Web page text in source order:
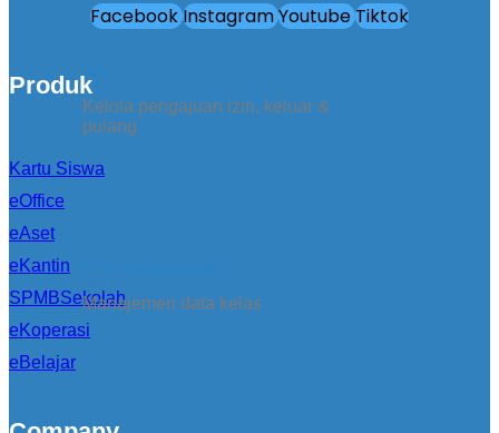
Kelola pengajuan izin, keluar &
pulang
Manajemen data kelas
FacebookInstagramYoutubeTiktok
Produk
Kartu Siswa
eOffice
eAset
eKantin
SPMBSekolah
eKoperasi
eBelajar